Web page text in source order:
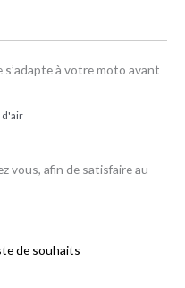
à votre moto avant
d'air
vous, afin de satisfaire au
de souhaits